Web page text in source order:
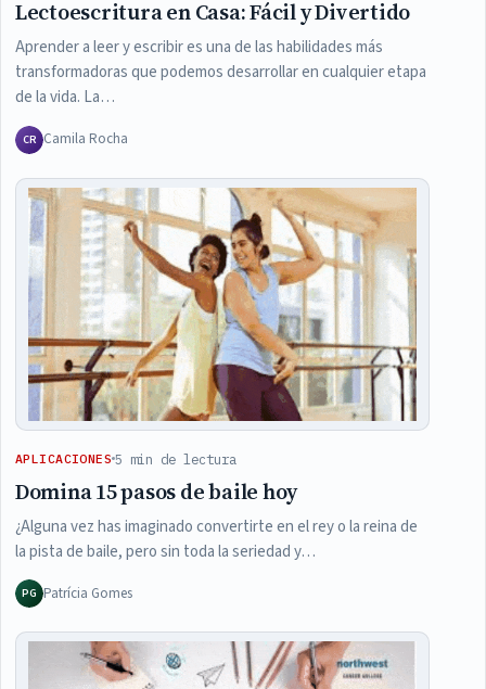
Lectoescritura en Casa: Fácil y Divertido
Aprender a leer y escribir es una de las habilidades más
transformadoras que podemos desarrollar en cualquier etapa
de la vida. La…
CR Camila Rocha
APLICACIONES 5 min de lectura
Domina 15 pasos de baile hoy
¿Alguna vez has imaginado convertirte en el rey o la reina de
la pista de baile, pero sin toda la seriedad y…
PG Patrícia Gomes